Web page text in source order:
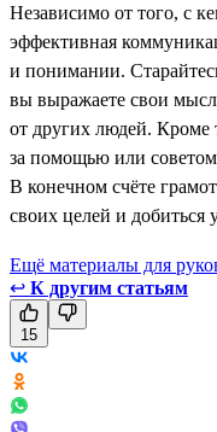
Независимо от того, с
эффективная
и понимании.
вы выражаете свои
от других людей. Кроме
за помощью или
В конечном счёте
своих целей и добиться
Ещё материалы для
↩ К другим статьям
15